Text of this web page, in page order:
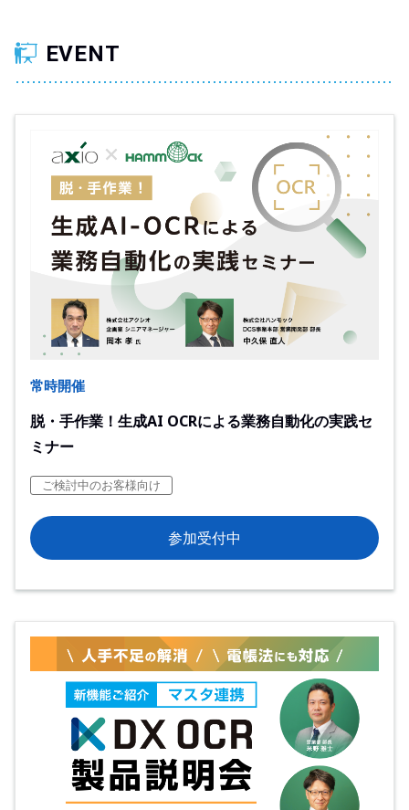
EVENT
常時開催
脱・手作業！生成AI OCRによる業務自動化の実践セ
ミナー
ご検討中のお客様向け
参加受付中